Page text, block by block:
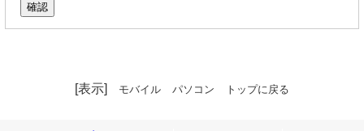
[表示] モバイル パソコン トップに戻る